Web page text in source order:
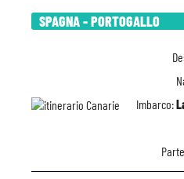
SPAGNA - PORTOGALLO
Imbarco: